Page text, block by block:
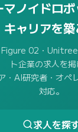
マノイドロ
キャリアを築
02・Unitree
ト企業の求人を掲
・AI研究者・オペ
対応。
求人を探